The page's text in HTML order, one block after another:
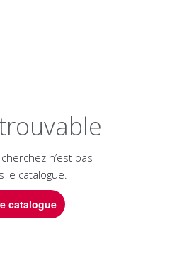
n’est pas
le catalogue.
catalogue